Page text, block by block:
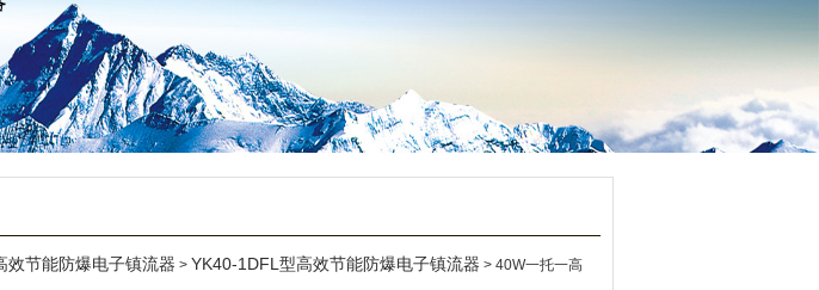
效节能防爆电子镇流器 > YK40-1DFL型高效节能防爆电子镇流器 > 40W一托一高